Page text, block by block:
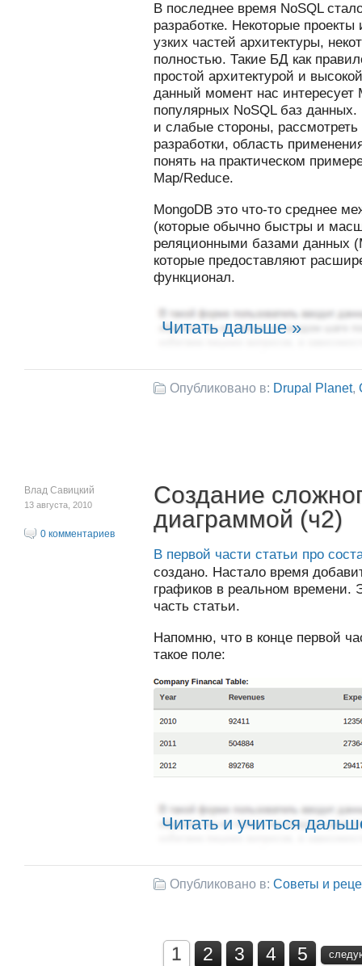
В последнее время NoSQL
разработке. Некоторые
узких частей архитектуры,
полностью. Такие БД как
простой архитектурой и
данный момент нас интересует
популярных NoSQL баз
и слабые стороны, рассмотреть
разработки, область
понять на практическом
Map/Reduce.
MongoDB это что-то среднее
(которые обычно быстры и
реляционными базами данных
которые предоставляют
функционал.
Читать дальше »
Опубликовано в: Drupal Planet,
Влад Савицкий
13 августа, 2010
0 комментариев
Создание
диаграммой (ч2)
В первой части статьи про
создано. Настало время
графиков в реальном времени.
часть статьи.
Напомню, что в конце первой
такое поле:
Читать и учиться
Опубликовано в: Советы и
1 2 3 4 5